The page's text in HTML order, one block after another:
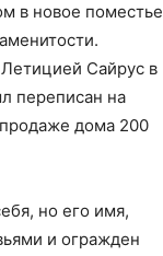
в новое поместье
Сайрус в
переписан на
продаже дома 200
но его имя,
и огражден